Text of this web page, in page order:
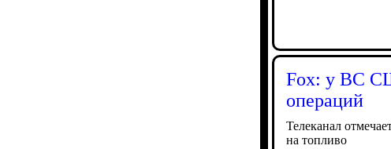
Fox: у ВС
операций
Телеканал
на топливо